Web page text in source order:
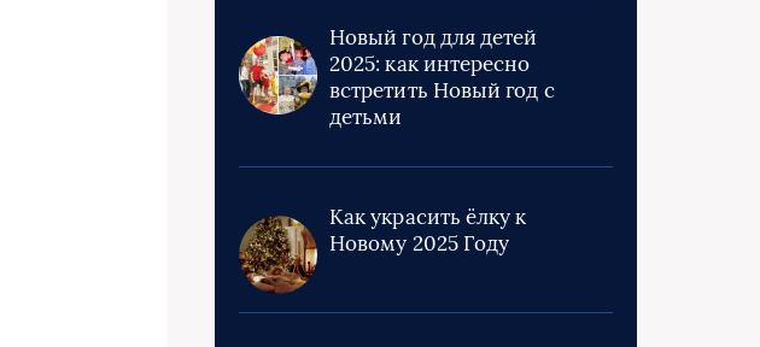
Новый год для детей
2025: как интересно
встретить Новый год с
детьми
Как украсить ёлку к
Новому 2025 Году